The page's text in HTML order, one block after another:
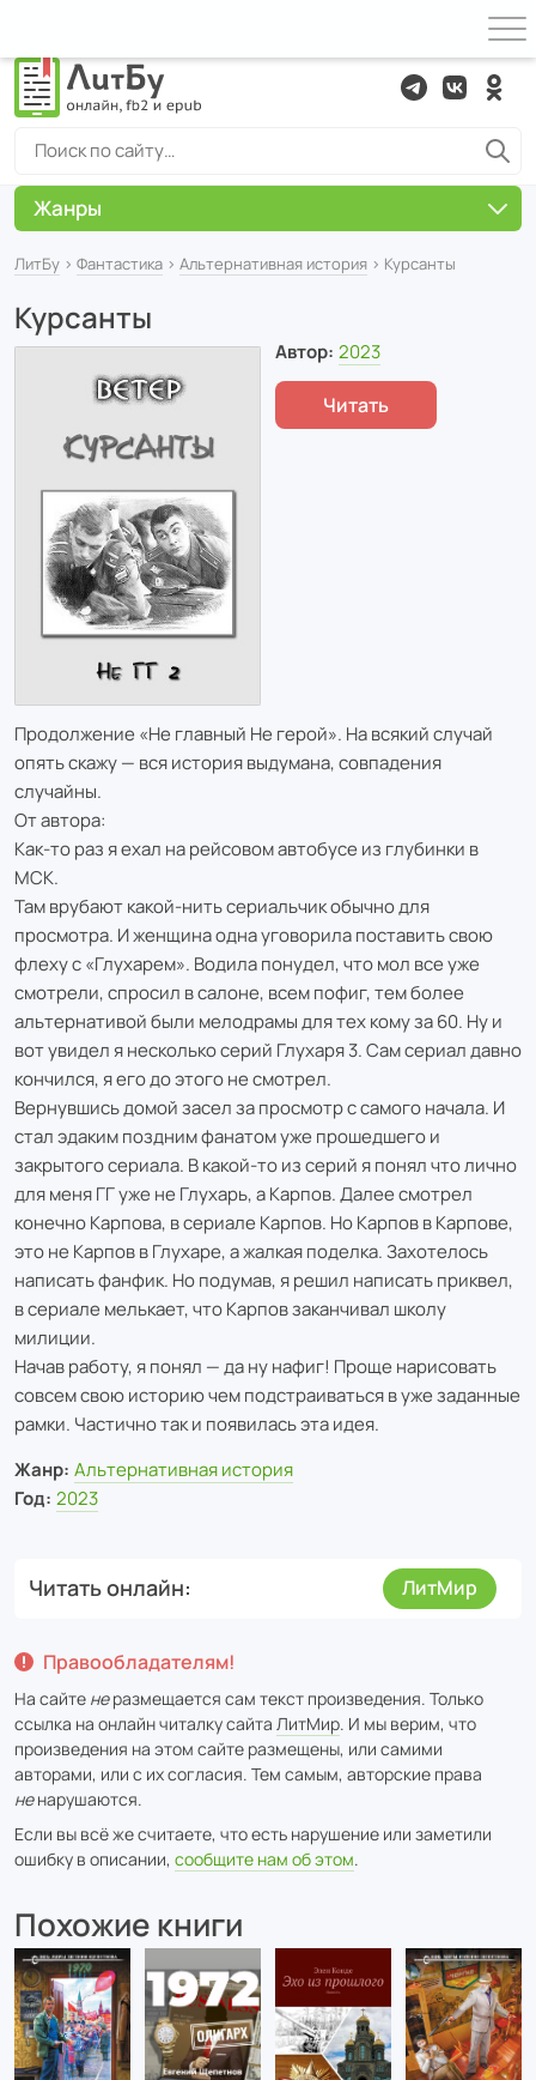
ЛитБу › Фантастика › Альтернативная история › Курсанты
Курсанты
Автор: 2023
Читать
Продолжение «Не главный Не герой». На всякий случай
опять скажу — вся история выдумана, совпадения
случайны.
От автора:
Как-то раз я ехал на рейсовом автобусе из глубинки в
МСК.
Там врубают какой-нить сериальчик обычно для
просмотра. И женщина одна уговорила поставить свою
флеху с «Глухарем». Водила понудел, что мол все уже
смотрели, спросил в салоне, всем пофиг, тем более
альтернативой были мелодрамы для тех кому за 60. Ну и
вот увидел я несколько серий Глухаря 3. Сам сериал давно
кончился, я его до этого не смотрел.
Вернувшись домой засел за просмотр с самого начала. И
стал эдаким поздним фанатом уже прошедшего и
закрытого сериала. В какой-то из серий я понял что лично
для меня ГГ уже не Глухарь, а Карпов. Далее смотрел
конечно Карпова, в сериале Карпов. Но Карпов в Карпове,
это не Карпов в Глухаре, а жалкая поделка. Захотелось
написать фанфик. Но подумав, я решил написать приквел,
в сериале мелькает, что Карпов заканчивал школу
милиции.
Начав работу, я понял — да ну нафиг! Проще нарисовать
совсем свою историю чем подстраиваться в уже заданные
рамки. Частично так и появилась эта идея.
Жанр: Альтернативная история
Год: 2023
Читать онлайн ЛитМир
Правообладателям!
На сайте неразмещается сам текст произведения. Только
ссылка на онлайн читалку сайта ЛитМир. И мы верим, что
произведения на этом сайте размещены, или самими
авторами, или с их согласия. Тем самым, авторские права
ненарушаются.
Если вы всё же считаете, что есть нарушение или заметили
ошибку в описании, сообщите нам об этом.
Похожие книги
Жанры